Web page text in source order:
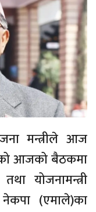
मन्त्रीले आज
आजको बैठकमा
योजनामन्त्री
(एमाले)का